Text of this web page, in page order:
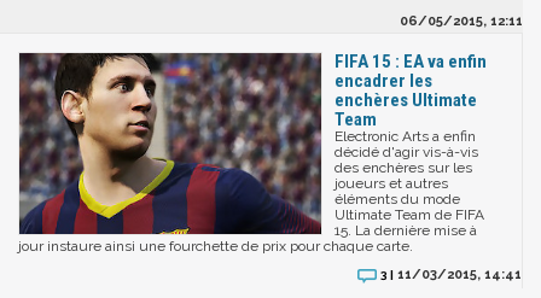
06/05/2015, 12:11
FIFA 15 : EA va enfin
encadrer les
enchères Ultimate
Team
Electronic Arts a enfin
décidé d'agir vis-à-vis
des enchères sur les
joueurs et autres
éléments du mode
Ultimate Team de FIFA
15. La dernière mise à
jour instaure ainsi une fourchette de prix pour chaque carte.
3 | 11/03/2015, 14:41